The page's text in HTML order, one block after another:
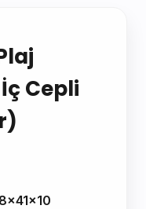
İç Cepli